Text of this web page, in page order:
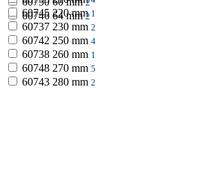
2
60746 64 mm2
60745 220 mm 1
60737 230 mm 2
60742 250 mm 4
60738 260 mm 1
60748 270 mm 5
60743 280 mm 2